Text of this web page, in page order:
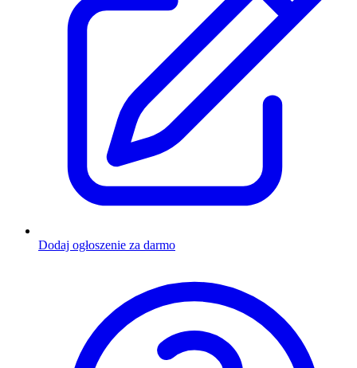
Dodaj ogłoszenie za darmo